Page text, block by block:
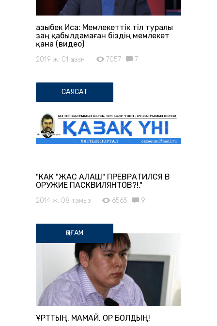
Қазыбек Иса: Мемлекеттік тіл туралы
заң қабылдамаған біздің мемлекет
қана (видео)
2019 ж. 01 қазан 7057 7
САЯСАТ
"КАК "ЖАС АЛАШ" ПРЕВРАТИЛСЯ В
ОРУЖИЕ ПАСКВИЛЯНТОВ?!."
2014 ж. 08 тамыз 6565 9
ҚОҒАМ
ҚҰРТТЫҢ, МАМАЙ, ҚОР БОЛДЫҢ!